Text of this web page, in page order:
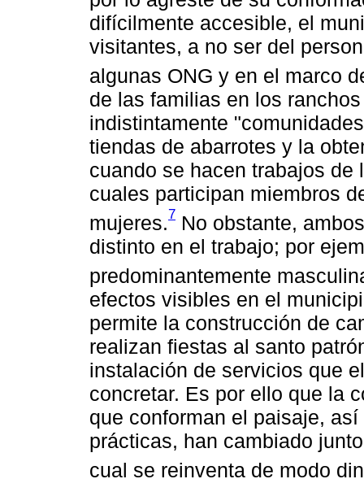
difícilmente accesible, el
visitantes, a no ser del
algunas ONG y en el marco
de las familias en los
indistintamente
tiendas de abarrotes y la
cuando se hacen trabajos
cuales participan miembros
mujeres.7 No obstante,
distinto en el trabajo; por
predominantemente
efectos visibles en el
permite la construcción de
realizan fiestas al santo
instalación de servicios que
concretar. Es por ello que la
que conforman el paisaje,
prácticas, han cambiado
cual se reinventa de modo